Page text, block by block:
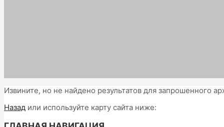
Извините, но не найдено результатов для запрошенного
Назад или используйте карту сайта ниже: